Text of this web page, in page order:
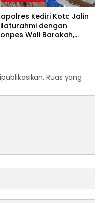
Kediri Kota Jalin
dengan
Wali Barokah,
Ruas yang